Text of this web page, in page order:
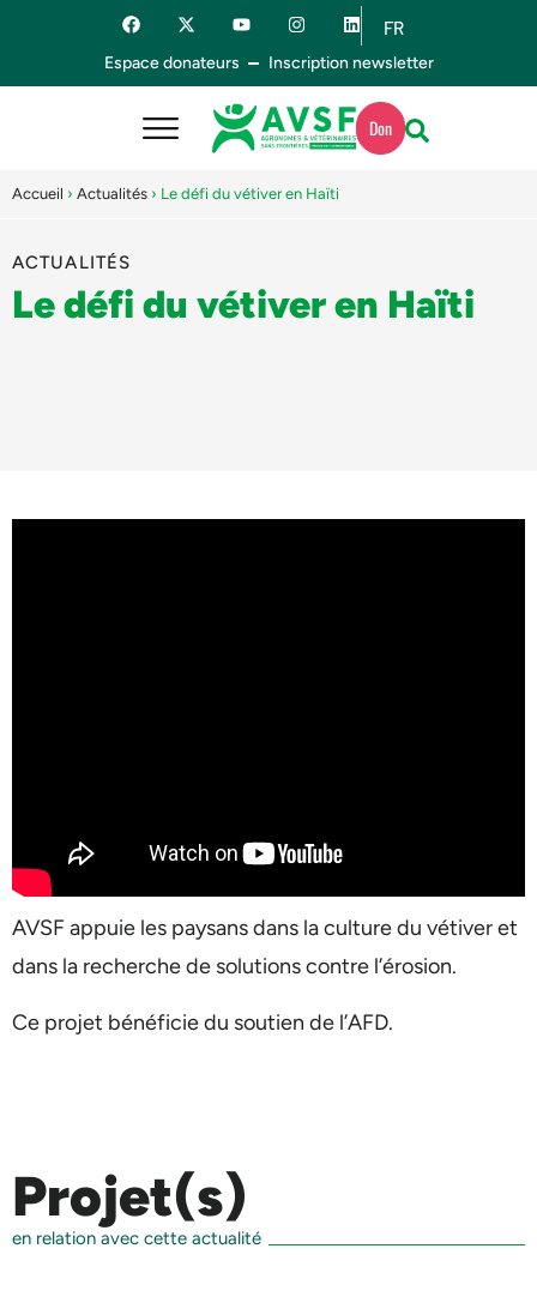
FR
ES
Espace donateurs Inscription newsletter
Don
Accueil › Actualités › Le défi du vétiver en Haïti
ACTUALITÉS
Le défi du vétiver en Haïti
AVSF appuie les paysans dans la culture du vétiver et
dans la recherche de solutions contre l’érosion.
Ce projet bénéficie du soutien de l’AFD.
Projet(s)
en relation avec cette actualité